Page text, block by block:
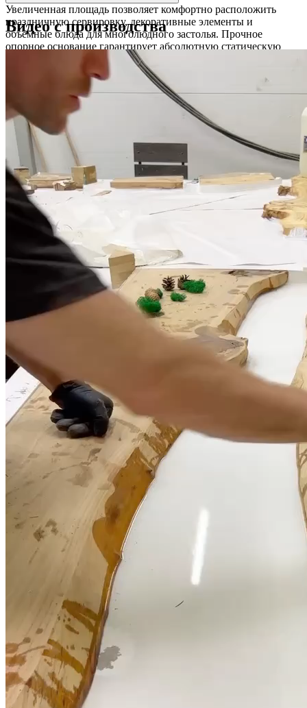
Увеличенная площадь позволяет комфортно расположить
праздничную сервировку, декоративные элементы и
объёмные блюда для многолюдного застолья. Прочное
опорное основание гарантирует абсолютную статическую
стабильность конструкции при активной повседневной
Видео с производства